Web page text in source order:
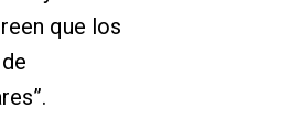
que los